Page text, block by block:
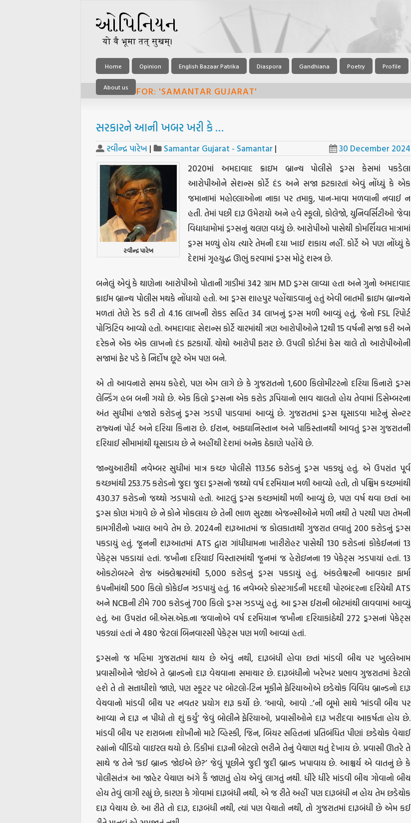
Home Opinion English Bazaar Patrika Diaspora Gandhiana Poetry Profile
About us
ARCHIVE FOR: 'SAMANTAR GUJARAT'
સરકારને આની ખબર ખરી કે …
રવીન્દ્ર પારેખ | Samantar Gujarat - Samantar | 30 December 2024
રવીન્દ્ર પારેખ
2020માં અમદાવાદ ક્રાઇમ બ્રાન્ચ પોલીસે ડ્રગ્સ કેસમાં પકડેલા
આરોપીઓને સેશન્સ કોર્ટે દંડ અને સજા ફટકારતાં એવું નોંધ્યું કે એક
જમાનામાં મહોલ્લાઓના નાકા પર તમાકુ, પાન-માવા મળવાની નવાઈ ન
હતી. તેમાં પછી દારૂ ઉમેરાયો અને હવે સ્કૂલો, કોલેજો, યુનિવર્સિટીઓ જેવા
વિદ્યાધામોમાં ડ્રગ્સનું ચલણ વધ્યું છે. આરોપીઓ પાસેથી કોમર્શિયલ માત્રામાં
ડ્રગ્સ મળ્યું હોય ત્યારે તેમની દયા ખાઈ શકાય નહીં. કોર્ટે એ પણ નોંધ્યું કે
દેશમાં ગૃહયુદ્ધ ઊભું કરવામાં ડ્રગ્સ મોટું શસ્ત્ર છે.
બનેલું એવું કે થાણેના આરોપીઓ પોતાની ગાડીમાં 342 ગ્રામ MD ડ્રગ્સ લાવ્યા હતા અને ગુનો અમદાવાદ
ક્રાઈમ બ્રાન્ચ પોલીસ મથકે નોંધાયો હતો. આ ડ્રગ્સ શાહપુર પહોંચાડવાનું હતું એવી બાતમી ક્રાઇમ બ્રાન્ચને
મળતાં તેણે રેડ કરી તો 4.16 લાખની રોકડ સહિત 34 લાખનું ડ્રગ્સ મળી આવ્યું હતું, જેનો FSL રિપોર્ટ
પોઝિટિવ આવ્યો હતો. અમદાવાદ સેશન્સ કોર્ટે ચારમાંથી ત્રણ આરોપીઓને 12થી 15 વર્ષની સજા કરી અને
દરેકને એક એક લાખનો દંડ ફટકાર્યો. ચોથો આરોપી ફરાર છે. ઉપલી કોર્ટમાં કેસ ચાલે તો આરોપીઓની
સજામાં ફેર પડે કે નિર્દોષ છૂટે એમ પણ બને.
એ તો આવનારો સમય કહેશે, પણ એમ લાગે છે કે ગુજરાતનો 1,600 કિલોમીટરનો દરિયા કિનારો ડ્રગ્સ
લેન્ડિંગ હબ બની ગયો છે. એક કિલો ડ્રગ્સના એક કરોડ રૂપિયાનો ભાવ ચાલતો હોય તેવામાં ડિસેમ્બરના
અંત સુધીમાં હજારો કરોડનું ડ્રગ્સ ઝડપી પાડવામાં આવ્યું છે. ગુજરાતમાં ડ્રગ્સ ઘૂસાડવા માટેનું સેન્ટર
રાજ્યનાં પોર્ટ અને દરિયા કિનારા છે. ઈરાન, અફઘાનિસ્તાન અને પાકિસ્તાનથી આવતું ડ્રગ્સ ગુજરાતની
દરિયાઈ સીમામાંથી ઘૂસાડાય છે ને અહીંથી દેશમાં અનેક ઠેકાણે પહોંચે છે.
જાન્યુઆરીથી નવેમ્બર સુધીમાં માત્ર કચ્છ પોલીસે 113.56 કરોડનું ડ્રગ્સ પકડ્યું હતું. એ ઉપરાંત પૂર્વ
કચ્છમાંથી 253.75 કરોડનો જુદા જુદા ડ્રગ્સનો જથ્થો વર્ષ દરમિયાન મળી આવ્યો હતો, તો પશ્ચિમ કચ્છમાંથી
430.37 કરોડનો જથ્થો ઝડપાયો હતો. આટલું ડ્રગ્સ કચ્છમાંથી મળી આવ્યું છે, પણ વર્ષ થવા છતાં આ
ડ્રગ્સ કોણ મંગાવે છે ને કોને મોકલાય છે તેની ભાળ સુરક્ષા એજન્સીઓને મળી નથી તે પરથી પણ તેમની
કામગીરીનો ખ્યાલ આવે તેમ છે. 2024ની શરૂઆતમાં જ કોલકાતાથી ગુજરાત લવાતું 200 કરોડનું ડ્રગ્સ
પકડાયું હતું. જૂનની શરૂઆતમાં ATS દ્વારા ગાંધીધામના ખારીરોહર પાસેથી 130 કરોડનાં કોકેઈનનાં 13
પેકેટ્સ પકડાયાં હતાં. જખૌના દરિયાઈ વિસ્તારમાંથી જૂનમાં જ હેરોઇનના 19 પેકેટ્સ ઝડપાયાં હતાં. 13
ઓકટોબરને રોજ અંક્લેશ્વરમાંથી 5,000 કરોડનું ડ્રગ્સ પકડાયું હતું. અંકલેશ્વરની આવકાર ફાર્મા
કંપનીમાંથી 500 કિલો કોકેઈન ઝડપાયું હતું. 16 નવેમ્બરે કોસ્ટગાર્ડની મદદથી પોરબંદરના દરિયેથી ATS
અને NCBની ટીમે 700 કરોડનું 700 કિલો ડ્રગ્સ ઝડપ્યું હતું. આ ડ્રગ્સ ઈરાની બોટમાંથી લાવવામાં આવ્યું
હતું. આ ઉપરાંત બી.એસ.એફ.ના જવાનોએ વર્ષ દરમિયાન જખૌના દરિયાકાંઠેથી 272 ડ્રગ્સનાં પેકેટ્સ
પકડ્યાં હતાં ને 480 જેટલાં બિનવારસી પેકેટ્સ પણ મળી આવ્યાં હતાં.
ડ્રગ્સનો જ મહિમા ગુજરાતમાં થાય છે એવું નથી, દારૂબંધી હોવા છતાં માંડવી બીચ પર ખુલ્લેઆમ
પ્રવાસીઓને જોઈએ તે બ્રાન્ડનો દારૂ વેચવાના સમાચાર છે. દારૂબંધીનો ખરેખર પ્રભાવ ગુજરાતમાં કેટલો
હશે તે તો સત્તાધીશો જાણે, પણ સ્કૂટર પર બોટલો-ટિન મૂકીને ફેરિયાઓએ છડેચોક વિવિધ બ્રાન્ડનો દારૂ
વેચવાનો માંડવી બીચ પર નવતર પ્રયોગ શરૂ કર્યો છે. ‘આવો, આવો ..’ની બૂમો સાથે ‘માંડવી બીચ પર
આવ્યા ને દારૂ ન પીધો તો શું કર્યું’ જેવું બોલીને ફેરિયાઓ, પ્રવાસીઓને દારૂ ખરીદવા આકર્ષતા હોય છે.
માંડવી બીચ પર શરાબના શોખીનો માટે વ્હિસ્કી, જિન, બિયર સહિતનાં પ્રતિબંધિત પીણાં છડેચોક વેચાઈ
રહ્યાંનો વીડિયો વાઇરલ થયો છે. ડિકીમાં દારૂની બોટલો ભરીને તેનું વેચાણ થતું દેખાય છે. પ્રવાસી ઊતરે તે
સાથે જ તેને ‘કઈ બ્રાન્ડ જોઈએ છે?’ જેવું પૂછીને જુદી જુદી બ્રાન્ડ ખપાવાય છે. આશ્ચર્ય એ વાતનું છે કે
પોલીસતંત્ર આ જાહેર વેચાણ અંગે કૈં જાણતું હોય એવું લાગતું નથી. ધીરે ધીરે માંડવી બીચ ગોવાનો બીચ
હોય તેવું લાગી રહ્યું છે, કારણ કે ગોવામાં દારૂબંધી નથી, એ જ રીતે અહીં પણ દારૂબંધી ન હોય તેમ છડેચોક
દારૂ વેચાય છે. આ રીતે તો દારૂ, દારૂબંધી નથી, ત્યાં પણ વેચાતો નથી, તો ગુજરાતમાં દારૂબંધી છે એમ કઈ